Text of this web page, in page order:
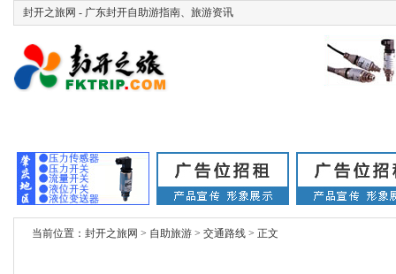
封开之旅网 - 广东封开自助游指南、旅游资讯
当前位置： 封开之旅网 > 自助旅游 > 交通路线 > 正文